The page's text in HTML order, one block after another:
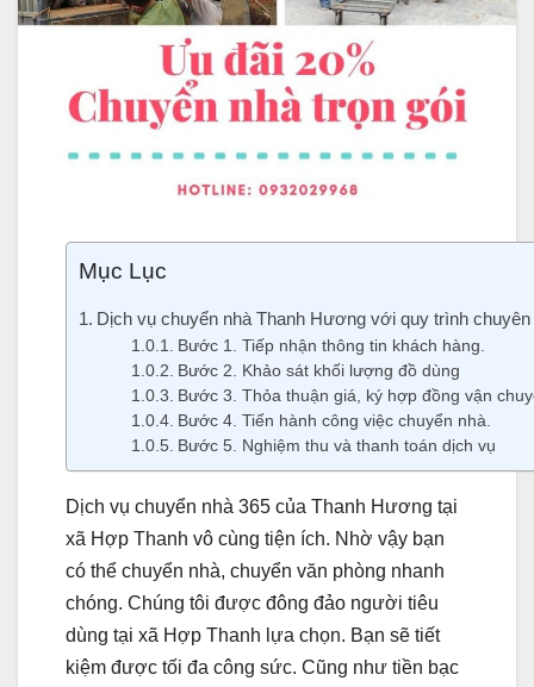
Mục Lục
Dịch vụ chuyển nhà Thanh Hương với quy trình chuyên
Bước 1. Tiếp nhận thông tin khách hàng.
Bước 2. Khảo sát khối lượng đồ dùng
Bước 3. Thỏa thuận giá, ký hợp đồng vận
Bước 4. Tiến hành công việc chuyển nhà.
Bước 5. Nghiệm thu và thanh toán dịch vụ
Dịch vụ chuyển nhà 365 của Thanh Hương tại
xã Hợp Thanh vô cùng tiện ích. Nhờ vậy bạn
có thể chuyển nhà, chuyển văn phòng nhanh
chóng. Chúng tôi được đông đảo người tiêu
dùng tại xã Hợp Thanh lựa chọn. Bạn sẽ tiết
kiệm được tối đa công sức. Cũng như tiền bạc